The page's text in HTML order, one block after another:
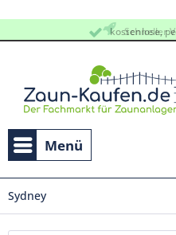
Schneller
kostenlose,
Menü
Sydney